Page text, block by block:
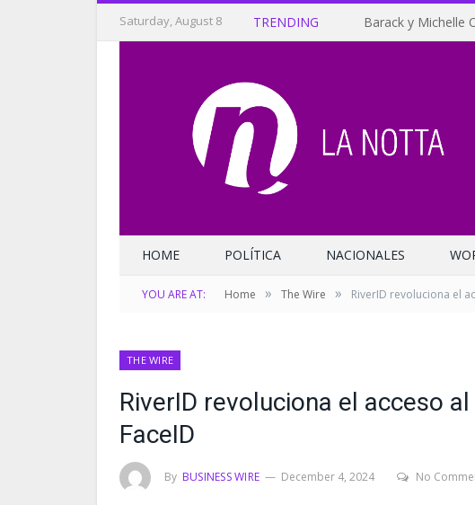
Saturday, August 8 TRENDING Barack y Michelle
HOME POLÍTICA NACIONALES
YOU ARE AT: Home » The Wire » RiverID revoluciona el
THE WIRE
RiverID revoluciona el acceso
FaceID
By BUSINESS WIRE December 4, 2024 No